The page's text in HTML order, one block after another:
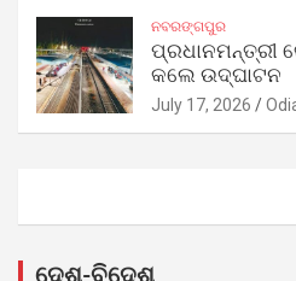
ନବରଙ୍ଗପୁର
ପ୍ରଧାନମନ୍ତ୍ରୀ
କଲେ ଉଦ୍‌ଘାଟନ
July 17, 2026
ଦେଶ-ବିଦେଶ